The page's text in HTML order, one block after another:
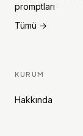
promptları
Tümü →
KURUM
Hakkında